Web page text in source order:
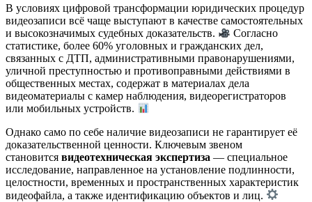
В условиях цифровой трансформации юридических процедур
видеозаписи всё чаще выступают в качестве самостоятельных
и высокозначимых судебных доказательств.
Согласно
статистике, более 60% уголовных и гражданских дел,
связанных с ДТП, административными правонарушениями,
уличной преступностью и противоправными действиями в
общественных местах, содержат в материалах дела
видеоматериалы с камер наблюдения, видеорегистраторов
или мобильных устройств.
Однако само по себе наличие видеозаписи не гарантирует её
доказательственной ценности. Ключевым звеном
становится видеотехническая экспертиза — специальное
исследование, направленное на установление подлинности,
целостности, временных и пространственных характеристик
видеофайла, а также идентификацию объектов и лиц.